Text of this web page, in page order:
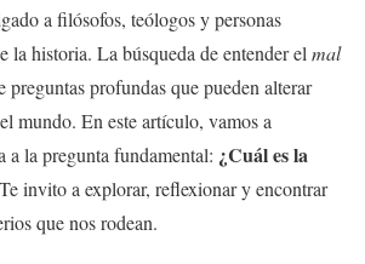
a filósofos, teólogos y personas
la historia. La búsqueda de entender el mal
preguntas profundas que pueden alterar
mundo. En este artículo, vamos a
a la pregunta fundamental: ¿Cuál es la
invito a explorar, reflexionar y encontrar
que nos rodean.